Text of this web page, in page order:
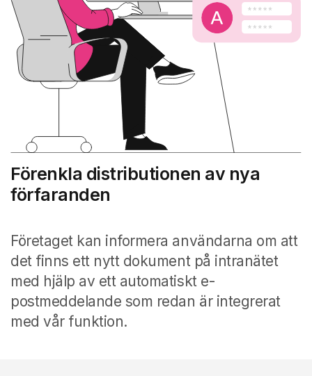
Förenkla distributionen av nya
förfaranden
Företaget kan informera användarna om att
det finns ett nytt dokument på intranätet
med hjälp av ett automatiskt e-
postmeddelande som redan är integrerat
med vår funktion.